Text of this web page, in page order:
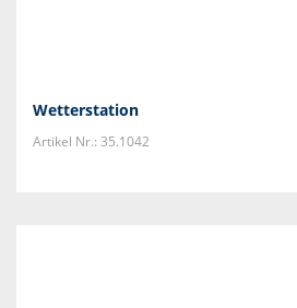
Wetterstation
Artikel Nr.: 35.1042